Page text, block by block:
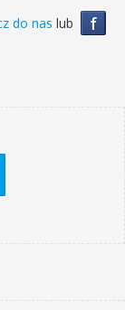
f
do nas lub